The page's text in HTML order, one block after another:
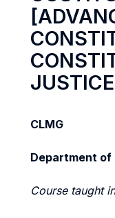
CLMG
Department of
Course taught